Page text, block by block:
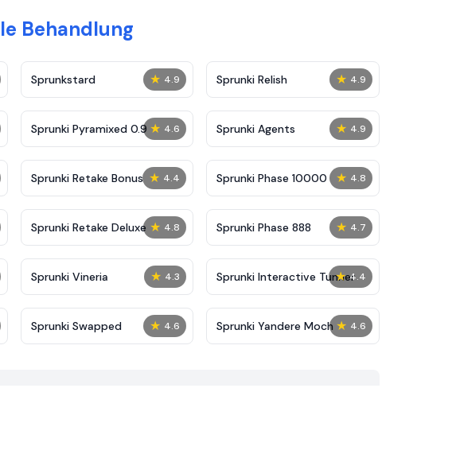
Behandlung
★ 4.9
Sprunkstard ★ 4.9
Sprunki Relish
★ 4.6
Sprunki Pyramixed 0.9 ★ 4.9
Sprunki Agents
★ 4.4
Sprunki Retake Bonus ★ 4.8
Sprunki Phase 10000
★ 4.8
Sprunki Retake Deluxe ★ 4.7
Sprunki Phase 888
★ 4.3
Sprunki Vineria ★ 4.4
Sprunki Interactive Tunner
★ 4.6
Sprunki Swapped ★ 4.6
Sprunki Yandere Moch